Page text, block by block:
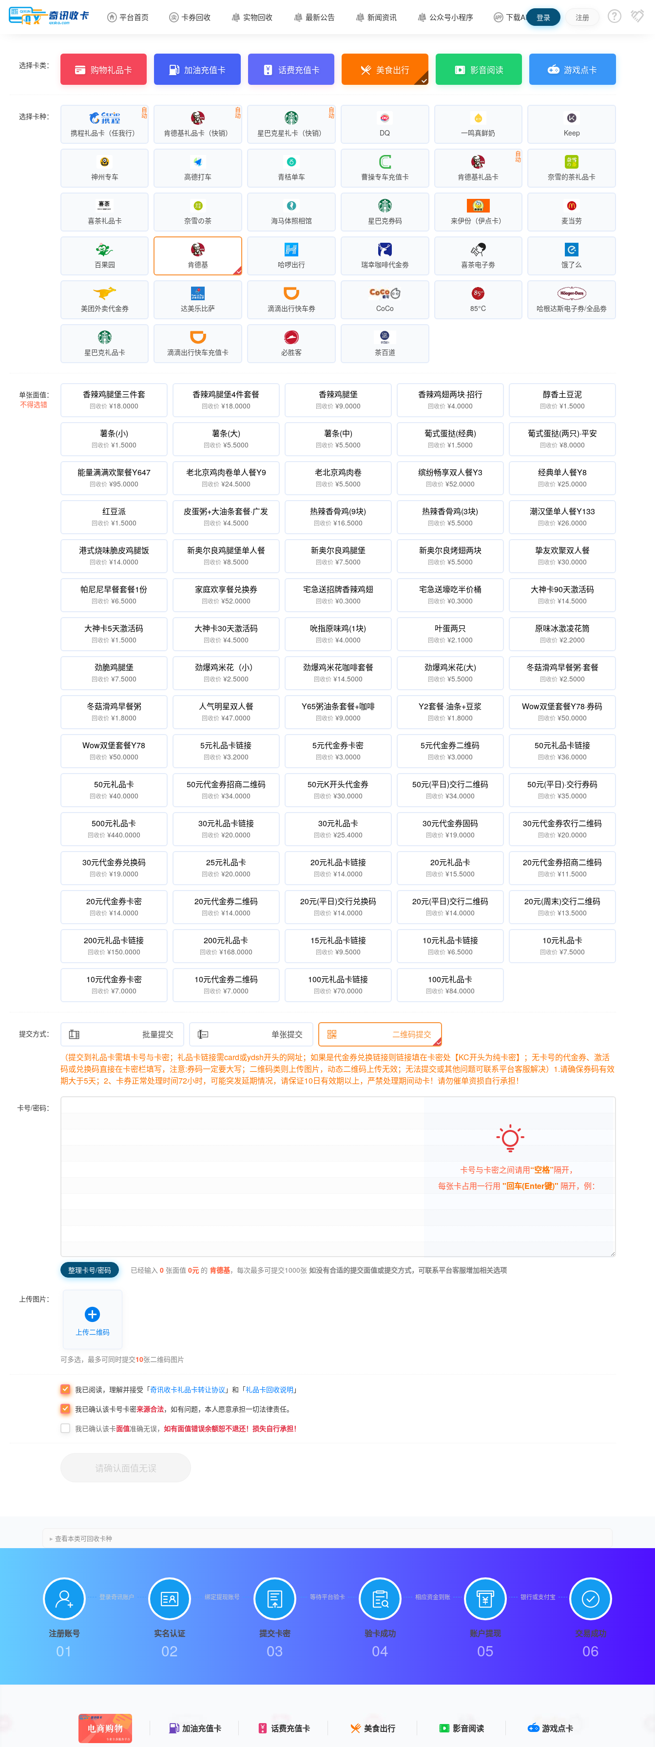
 平台首页  卡券回收  实物回收  最新公告  新闻资讯  公众号小程序  下载APP 登录 注册  
选择卡类： 购物礼品卡 加油充值卡 话费充值卡 美食出行 影音阅读 游戏点卡
选择卡种：
携程礼品卡（任我行）
自
动
肯德基礼品卡（快销）
自
动
星巴克星礼卡（快销）
自
动
DQ 一鸣真鲜奶 Keep
神州专车 高德打车 青桔单车 曹操专车充值卡 肯德基礼品卡
自
动
奈雪的茶礼品卡
喜茶礼品卡 奈雪の茶 海马体照相馆 星巴克券码 来伊份（伊点卡） 麦当劳
百果园 肯德基 哈啰出行 瑞幸咖啡代金劵 喜茶电子劵 饿了么
美团外卖代金券 达美乐比萨 滴滴出行快车券 CoCo 85°C 哈根达斯电子券/全品劵
星巴克礼品卡 滴滴出行快车充值卡 必胜客 茶百道
单张面值：
不得选错
香辣鸡腿堡三件套
回收价¥18.0000
香辣鸡腿堡4件套餐
回收价¥18.0000
香辣鸡腿堡
回收价¥9.0000
香辣鸡翅两块·招行
回收价¥4.0000
醇香土豆泥
回收价¥1.5000
薯条(小)
回收价¥1.5000
薯条(大)
回收价¥5.5000
薯条(中)
回收价¥5.5000
葡式蛋挞(经典)
回收价¥1.5000
葡式蛋挞(两只)·平安
回收价¥8.0000
能量满满欢聚餐Y647
回收价¥95.0000
老北京鸡肉卷单人餐Y9
回收价¥24.5000
老北京鸡肉卷
回收价¥5.5000
缤纷畅享双人餐Y3
回收价¥52.0000
经典单人餐Y8
回收价¥25.0000
红豆派
回收价¥1.5000
皮蛋粥+大油条套餐·广发
回收价¥4.5000
热辣香骨鸡(9块)
回收价¥16.5000
热辣香骨鸡(3块)
回收价¥5.5000
潮汉堡单人餐Y133
回收价¥26.0000
港式烧味脆皮鸡腿饭
回收价¥14.0000
新奥尔良鸡腿堡单人餐
回收价¥8.5000
新奥尔良鸡腿堡
回收价¥7.5000
新奥尔良烤翅两块
回收价¥5.5000
挚友欢聚双人餐
回收价¥30.0000
帕尼尼早餐套餐1份
回收价¥6.5000
家庭欢享餐兑换券
回收价¥52.0000
宅急送招牌香辣鸡翅
回收价¥0.3000
宅急送壕吃半价桶
回收价¥0.3000
大神卡90天激活码
回收价¥14.5000
大神卡5天激活码
回收价¥1.5000
大神卡30天激活码
回收价¥4.5000
吮指原味鸡(1块)
回收价¥4.0000
叶蛋两只
回收价¥2.1000
原味冰激凌花筒
回收价¥2.2000
劲脆鸡腿堡
回收价¥7.5000
劲爆鸡米花（小）
回收价¥2.5000
劲爆鸡米花咖啡套餐
回收价¥14.5000
劲爆鸡米花(大)
回收价¥5.5000
冬菇滑鸡早餐粥·套餐
回收价¥2.5000
冬菇滑鸡早餐粥
回收价¥1.8000
人气明星双人餐
回收价¥47.0000
Y65粥油条套餐+咖啡
回收价¥9.0000
Y2套餐·油条+豆浆
回收价¥1.8000
Wow双堡套餐Y78·券码
回收价¥50.0000
Wow双堡套餐Y78
回收价¥50.0000
5元礼品卡链接
回收价¥3.2000
5元代金券卡密
回收价¥3.0000
5元代金券二维码
回收价¥3.0000
50元礼品卡链接
回收价¥36.0000
50元礼品卡
回收价¥40.0000
50元代金券招商二维码
回收价¥34.0000
50元K开头代金券
回收价¥30.0000
50元(平日)交行二维码
回收价¥34.0000
50元(平日)·交行券码
回收价¥35.0000
500元礼品卡
回收价¥440.0000
30元礼品卡链接
回收价¥20.0000
30元礼品卡
回收价¥25.4000
30元代金券固码
回收价¥19.0000
30元代金券农行二维码
回收价¥20.0000
30元代金券兑换码
回收价¥19.0000
25元礼品卡
回收价¥20.0000
20元礼品卡链接
回收价¥14.0000
20元礼品卡
回收价¥15.5000
20元代金券招商二维码
回收价¥11.5000
20元代金券卡密
回收价¥14.0000
20元代金券二维码
回收价¥14.0000
20元(平日)交行兑换码
回收价¥14.0000
20元(平日)交行二维码
回收价¥14.0000
20元(周末)交行二维码
回收价¥13.5000
200元礼品卡链接
回收价¥150.0000
200元礼品卡
回收价¥168.0000
15元礼品卡链接
回收价¥9.5000
10元礼品卡链接
回收价¥6.5000
10元礼品卡
回收价¥7.5000
10元代金券卡密
回收价¥7.0000
10元代金券二维码
回收价¥7.0000
100元礼品卡链接
回收价¥70.0000
100元礼品卡
回收价¥84.0000
提交方式：  批量提交  单张提交  二维码提交
（提交到礼品卡需填卡号与卡密；礼品卡链接需card或ydsh开头的网址；如果是代金券兑换链接则链接填在卡密处【KC开头为纯卡密】；无卡号的代金券、激活
码或兑换码直接在卡密栏填写，注意:券码一定要大写；二维码类则上传图片，动态二维码上传无效；无法提交或其他问题可联系平台客服解决）1.请确保券码有效
期大于5天；2、卡券正常处理时间72小时，可能突发延期情况，请保证10日有效期以上，严禁处理期间动卡！请勿催单资损自行承担！
卡号/密码：

卡号与卡密之间请用“空格”隔开，
每张卡占用一行用 "回车(Enter键)" 隔开，例：
整理卡号/密码 已经输入 0张面值 0元的 肯德基，每次最多可提交1000张 如没有合适的提交面值或提交方式，可联系平台客服增加相关选项
上传图片：

上传二维码
可多选，最多可同时提交10张二维码图片
我已阅读，理解并接受「奇讯收卡礼品卡转让协议 」和「礼品卡回收说明 」
我已确认该卡号卡密来源合法，如有问题，本人愿意承担一切法律责任。
我已确认该卡面值准确无误， 如有面值错误余额恕不退还！损失自行承担！
请确认面值无误
查看本类可回收卡种

注册账号
01
登录奇讯账户 
实名认证
02
绑定提现账号 
提交卡密
03
等待平台验卡 
验卡成功
04
相应资金到账 
账户提现
05
银行或支付宝 
交易成功
06
购物礼品卡 加油充值卡 话费充值卡 美食出行 影音阅读 游戏点卡